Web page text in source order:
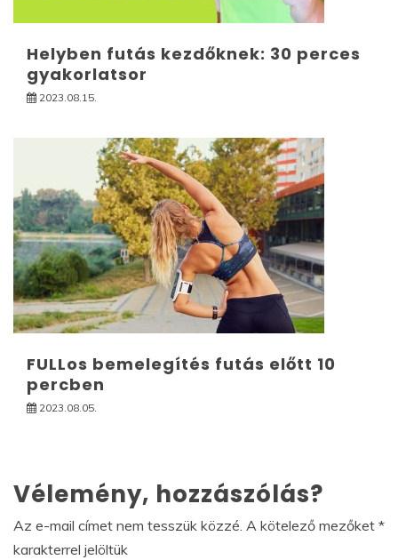
Helyben futás kezdőknek: 30 perces
gyakorlatsor
2023.08.15.
FULLos bemelegítés futás előtt 10
percben
2023.08.05.
Vélemény, hozzászólás?
Az e-mail címet nem tesszük közzé. A kötelező mezőket *
karakterrel jelöltük